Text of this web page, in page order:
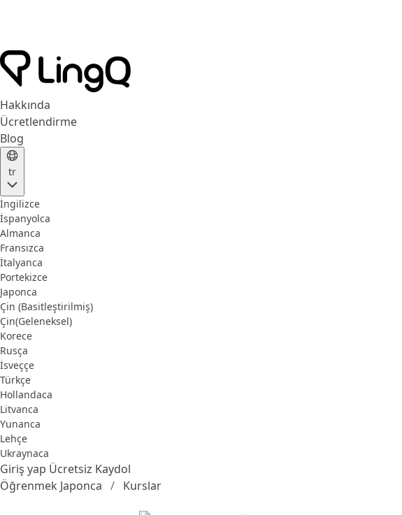
Hakkında
Ücretlendirme
Blog
tr
İngilizce
İspanyolca
Almanca
Fransızca
İtalyanca
Portekizce
Japonca
Çin (Basitleştirilmiş)
Çin(Geleneksel)
Korece
Rusça
İsveççe
Türkçe
Hollandaca
Litvanca
Yunanca
Lehçe
Ukraynaca
Giriş yap Ücretsiz Kaydol
Öğrenmek Japonca
Kurslar